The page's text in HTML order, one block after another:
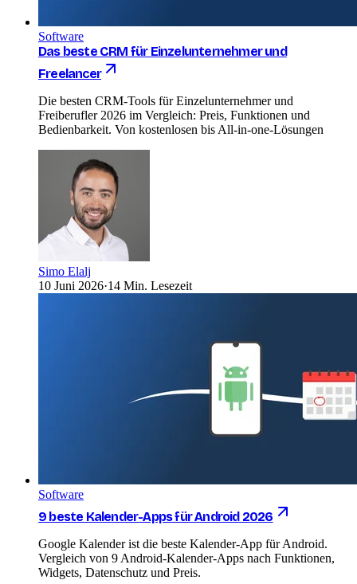
Software
Das beste CRM für Einzelunternehmer und
Freelancer
Die besten CRM-Tools für Einzelunternehmer und
Freiberufler 2026 im Vergleich: Preis, Funktionen und
Bedienbarkeit. Von kostenlosen bis All-in-one-Lösungen
Simo Elalj
10 Juni 2026·14 Min. Lesezeit
Software
9 beste Kalender-Apps für Android 2026
Google Kalender ist die beste Kalender-App für Android.
Vergleich von 9 Android-Kalender-Apps nach Funktionen,
Widgets, Datenschutz und Preis.